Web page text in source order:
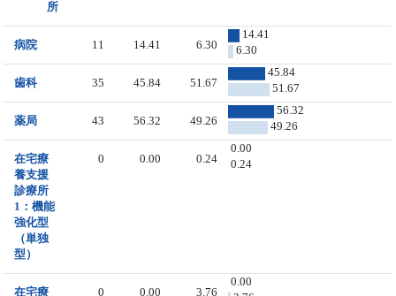
所
病院 11 14.41 6.30
14.41
6.30
歯科 35 45.84 51.67
45.84
51.67
薬局 43 56.32 49.26
56.32
49.26
在宅療
養支援
診療所
1：機能
強化型
（単独
型）
0 0.00 0.24
0.00
0.24
在宅療
0 0.00 3.76
0.00